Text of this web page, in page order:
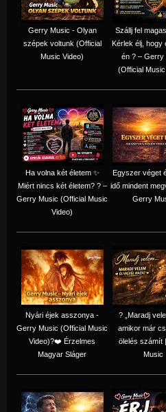
Gerry Music - Olyan
szépek voltunk (Official
Music Video)
Szállj fel
Kérlek élj, hogy
én ? – Gerry
(Official
Ha volna két életem ✨
Miért nincs két életem? ? –
Gerry Music (Official Music
Video)
Egyszer véget
idő mindent
Gerry
Nyári éjek asszonya -
Gerry Music (Official Music
Video)?❤️ Érzelmes
Magyar Sláger
? „Maradj
amikor már
ölelés számít
Music